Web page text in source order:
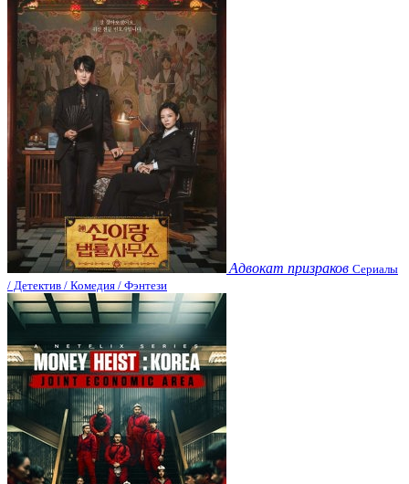
Адвокат призраков Сериалы
/ Детектив / Комедия / Фэнтези